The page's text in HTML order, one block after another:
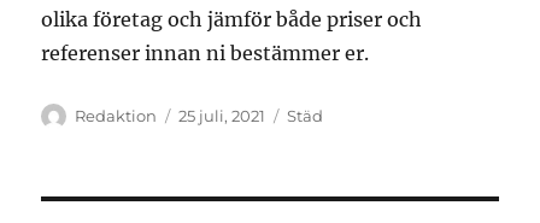
olika företag och jämför både priser och
referenser innan ni bestämmer er.
Författare
Redaktion
Publicerat
25 juli, 2021 Kategorier
Städ